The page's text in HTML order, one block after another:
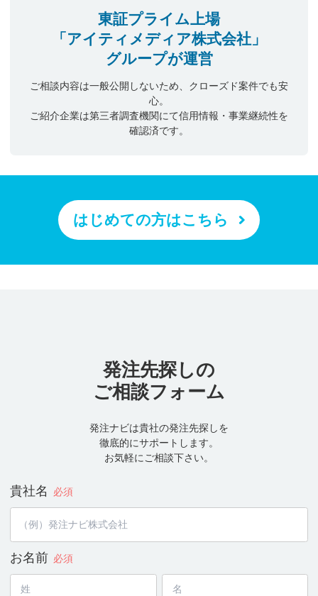
東証プライム上場
「アイティメディア株式会社」
グループが運営
ご相談内容は一般公開しないため、クローズド案件でも安
心。
ご紹介企業は第三者調査機関にて信用情報・事業継続性を
確認済です。
はじめての方はこちら
発注先探しの
ご相談フォーム
発注ナビは貴社の発注先探しを
徹底的にサポートします。
お気軽にご相談下さい。
貴社名 必須
お名前 必須